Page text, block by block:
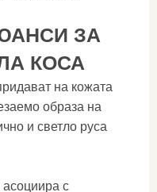
ЗА
КОСА
на кожата
образа на
и светло руса
с